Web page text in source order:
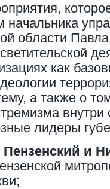
начальника
области
как
а также о
лидеры
и